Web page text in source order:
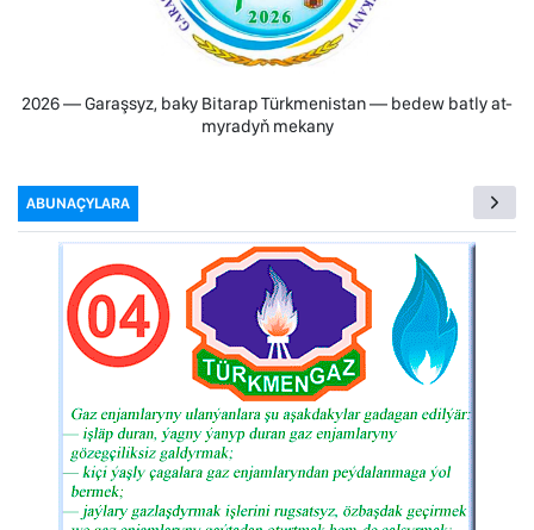
2026 — Garaşsyz, baky Bitarap Türkmenistan — bedew batly at-
myradyň mekany
ABUNAÇYLARA